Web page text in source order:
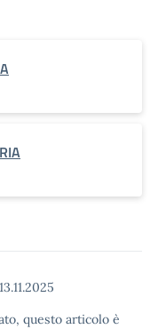
13.11.2025
questo articolo è